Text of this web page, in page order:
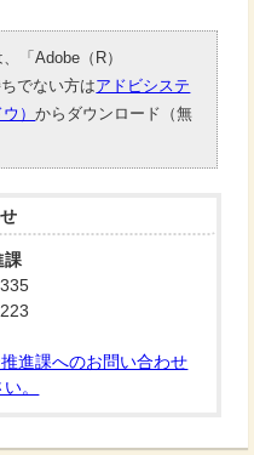
「Adobe（R）
でない方はアドビシステ
ウ）からダウンロード（無
課
進課へのお問い合わせ
。